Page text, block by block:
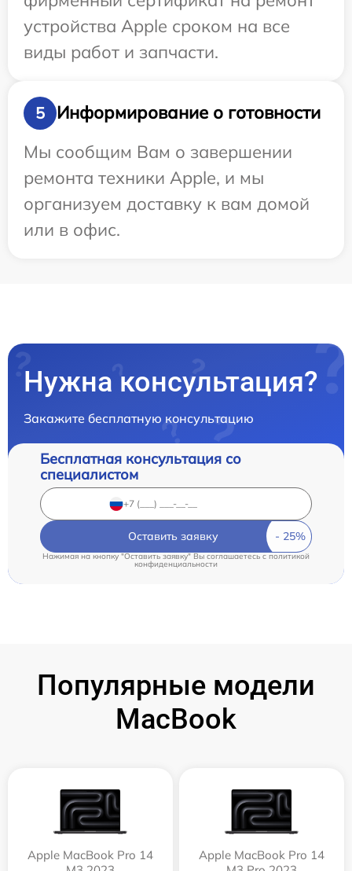
устройства Apple сроком на все
виды работ и запчасти.
5
Информирование о готовности
Мы сообщим Вам о завершении
ремонта техники Apple, и мы
организуем доставку к вам домой
или в офис.
Нужна консультация?
Закажите бесплатную консультацию
Бесплатная консультация со
специалистом
Оставить заявку
Нажимая на кнопку "Оставить заявку" Вы соглашаетесь cполитикой
конфиденциальности
Популярные модели
MacBook
Apple MacBook Pro 14
Apple MacBook Pro 14